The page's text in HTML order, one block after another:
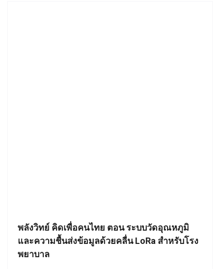
พลังวิทย์ คิดเพื่อคนไทย ตอน ระบบวัดอุณหภูมิ
และความชื้นส่งข้อมูลด้วยคลื่น LoRa สำหรับโรง
พยาบาล